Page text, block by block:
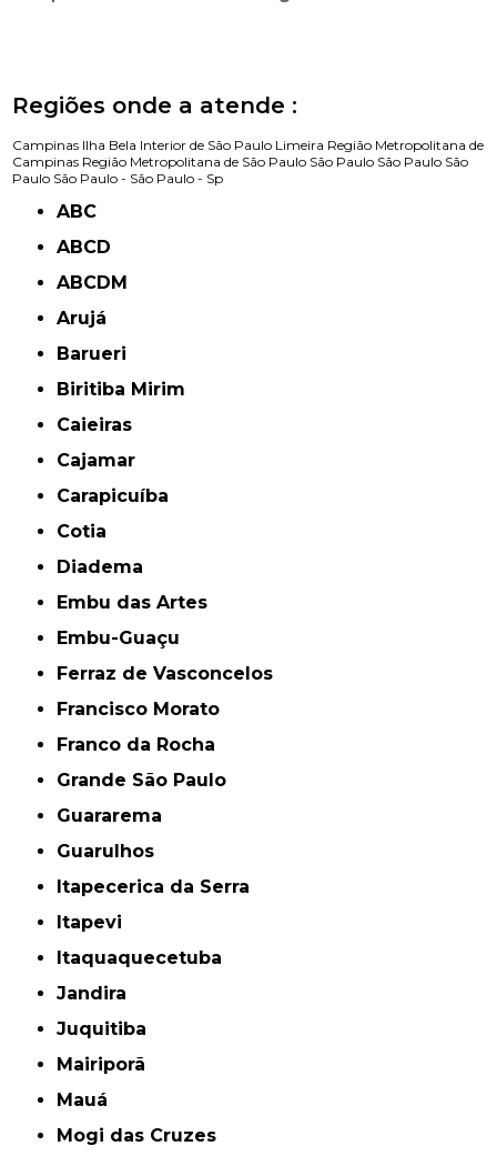
Regiões onde a atende :
Campinas Ilha Bela Interior de São Paulo Limeira Região Metropolitana de
Campinas Região Metropolitana de São Paulo São Paulo São Paulo São
Paulo São Paulo - São Paulo - Sp
ABC
ABCD
ABCDM
Arujá
Barueri
Biritiba Mirim
Caieiras
Cajamar
Carapicuíba
Cotia
Diadema
Embu das Artes
Embu-Guaçu
Ferraz de Vasconcelos
Francisco Morato
Franco da Rocha
Grande São Paulo
Guararema
Guarulhos
Itapecerica da Serra
Itapevi
Itaquaquecetuba
Jandira
Juquitiba
Mairiporã
Mauá
Mogi das Cruzes